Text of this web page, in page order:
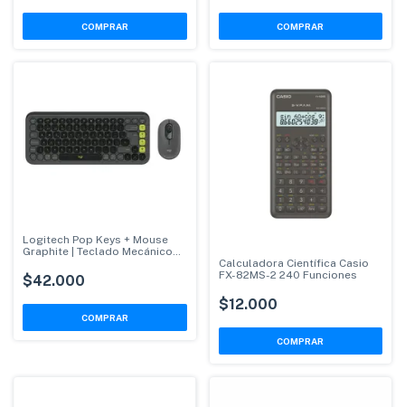
Logitech Pop Keys + Mouse
Graphite | Teclado Mecánico
$42.000
Calculadora Científica Casio
FX-82MS-2 240 Funciones
$12.000